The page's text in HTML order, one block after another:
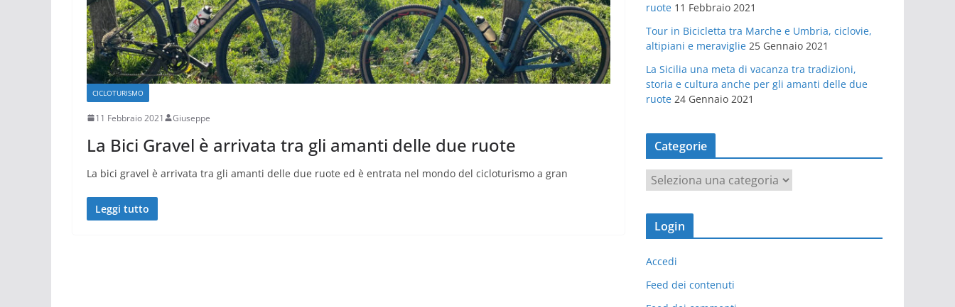
CICLOTURISMO
11 Febbraio 2021 Giuseppe
La Bici Gravel è arrivata tra gli amanti delle due ruote
La bici gravel è arrivata tra gli amanti delle due ruote ed è entrata nel mondo del cicloturismo a gran
Leggi tutto
ruote 11 Febbraio 2021
Tour in Bicicletta tra Marche e Umbria, ciclovie,
altipiani e meraviglie 25 Gennaio 2021
La Sicilia una meta di vacanza tra tradizioni,
storia e cultura anche per gli amanti delle due
ruote 24 Gennaio 2021
Categorie
a
t
o
r
i
Login
Accedi
Feed dei contenuti